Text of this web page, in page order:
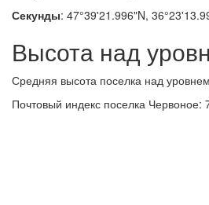
Секунды: 47°39'21.996"N,
Высота над
Средняя высота поселка над
Почтовый индекс поселка Червоное: